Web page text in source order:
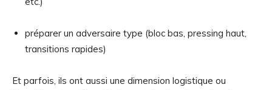
préparer un adversaire type (bloc bas, pressing haut,
transitions rapides)
Et parfois, ils ont aussi une dimension logistique ou